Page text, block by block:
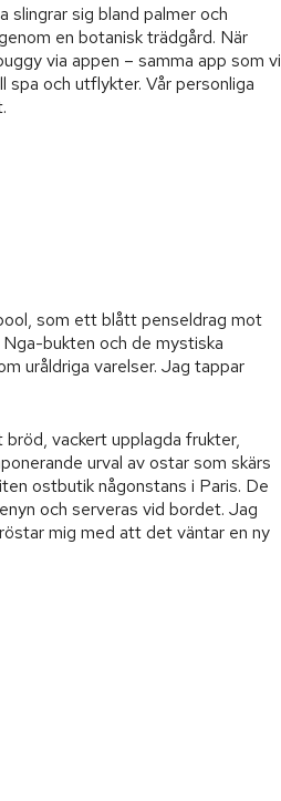
slingrar sig bland palmer och
en botanisk trädgård. När
via appen – samma app som vi
och utflykter. Vår personliga
som ett blått penseldrag mot
bukten och de mystiska
uråldriga varelser. Jag tappar
vackert upplagda frukter,
urval av ostar som skärs
ostbutik någonstans i Paris. De
och serveras vid bordet. Jag
mig med att det väntar en ny